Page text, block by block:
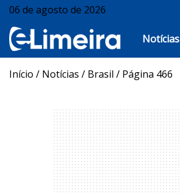
06 de agosto de 2026
Notícias
Início / Notícias / Brasil / Página 466